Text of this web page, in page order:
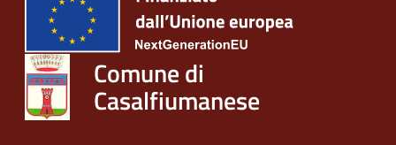
Comune di
Casalfiumanese